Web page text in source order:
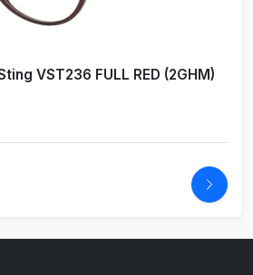
VST236 FULL RED (2GHM)